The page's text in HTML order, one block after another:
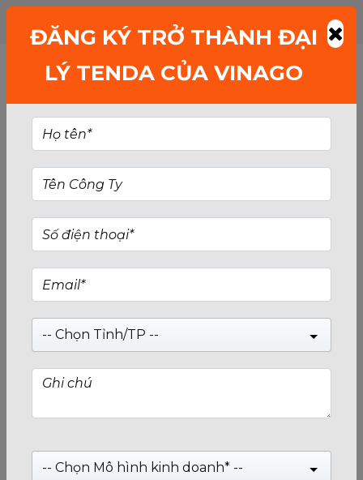
ORTHER
26/12/2017
ĐĂNG KÝ TRỞ THÀNH ĐẠI
LÝ TENDA CỦA VINAGO
-- Chọn Tỉnh/TP --
-- Chọn Mô hình kinh doanh* --